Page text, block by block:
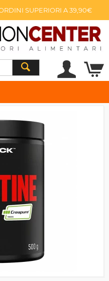
SUPERIORI A 39,90€